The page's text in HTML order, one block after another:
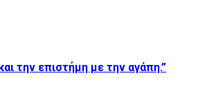
την επιστήμη με την αγάπη.”